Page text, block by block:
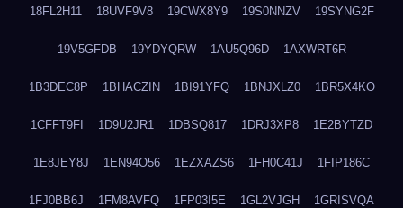
18FL2H11 18UVF9V8 19CWX8Y9 19S0NNZV 19SYNG2F
19V5GFDB 19YDYQRW 1AU5Q96D 1AXWRT6R
1B3DEC8P 1BHACZIN 1BI91YFQ 1BNJXLZ0 1BR5X4KO
1CFFT9FI 1D9U2JR1 1DBSQ817 1DRJ3XP8 1E2BYTZD
1E8JEY8J 1EN94O56 1EZXAZS6 1FH0C41J 1FIP186C
1FJ0BB6J 1FM8AVFQ 1FP03I5E 1GL2VJGH 1GRISVQA